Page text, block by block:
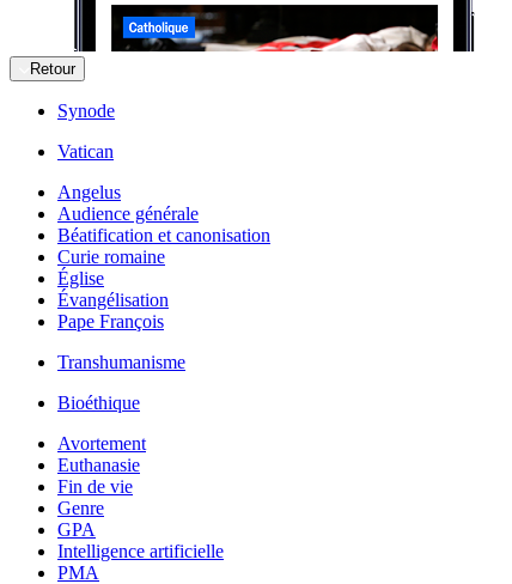
Retour
Synode
Vatican
Angelus
Audience générale
Béatification et canonisation
Curie romaine
Église
Évangélisation
Pape François
Transhumanisme
Bioéthique
Avortement
Euthanasie
Fin de vie
Genre
GPA
Intelligence artificielle
PMA